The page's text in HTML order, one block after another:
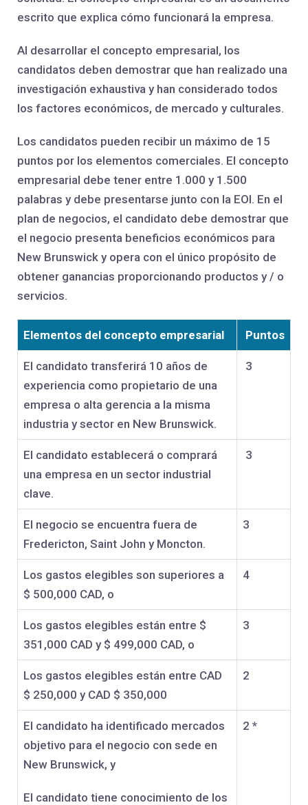
escrito que explica cómo funcionará la empresa.
Al desarrollar el concepto empresarial, los
candidatos deben demostrar que han realizado una
investigación exhaustiva y han considerado todos
los factores económicos, de mercado y culturales.
Los candidatos pueden recibir un máximo de 15
puntos por los elementos comerciales. El concepto
empresarial debe tener entre 1.000 y 1.500
palabras y debe presentarse junto con la EOI. En el
plan de negocios, el candidato debe demostrar que
el negocio presenta beneficios económicos para
New Brunswick y opera con el único propósito de
obtener ganancias proporcionando productos y / o
servicios.
Elementos del concepto empresarial Puntos
El candidato transferirá 10 años de
experiencia como propietario de una
empresa o alta gerencia a la misma
industria y sector en New Brunswick.
3
El candidato establecerá o comprará
una empresa en un sector industrial
clave.
3
El negocio se encuentra fuera de
Fredericton, Saint John y Moncton.
3
Los gastos elegibles son superiores a
$ 500,000 CAD, o
4
Los gastos elegibles están entre $
351,000 CAD y $ 499,000 CAD, o
3
Los gastos elegibles están entre CAD
$ 250,000 y CAD $ 350,000
2
El candidato ha identificado mercados
objetivo para el negocio con sede en
New Brunswick, y
El candidato tiene conocimiento de los
2 *